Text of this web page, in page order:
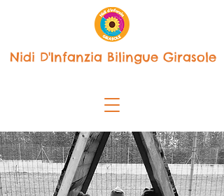
Nidi D'Infanzia Bilingue Girasole